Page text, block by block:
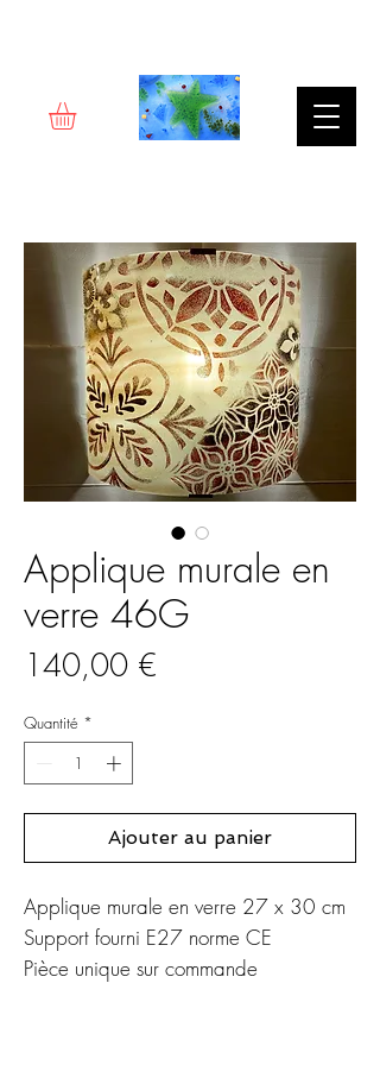
Applique murale en
verre 46G
140,00 €
Quantité *
Ajouter au panier
Applique murale en verre 27 x 30 cm
Support fourni E27 norme CE
Pièce unique sur commande